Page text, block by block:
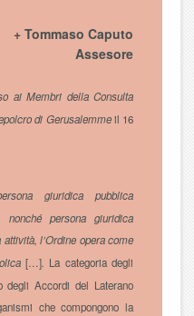
+ Tommaso Caputo
Assesore
ai Membri della Consulta
di Gerusalemmeil 16
giuridica pubblica
nonché persona giuridica
l’Ordine opera come
[…]. La categoria degli
degli Accordi del Laterano
che compongono la